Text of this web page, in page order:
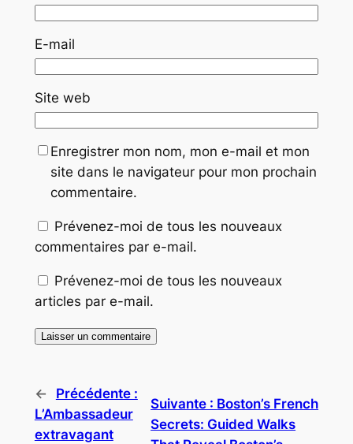
E-mail
Site web
Enregistrer mon nom, mon e-mail et mon
site dans le navigateur pour mon prochain
commentaire.
Prévenez-moi de tous les nouveaux
commentaires par e-mail.
Prévenez-moi de tous les nouveaux
articles par e-mail.
←
Précédente :
L’Ambassadeur
extravagant
Suivante : Boston’s French
Secrets: Guided Walks